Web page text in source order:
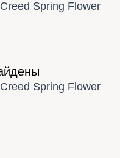
Spring Flower
Spring Flower